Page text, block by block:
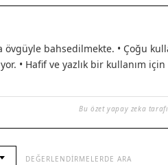
övgüyle bahsedilmekte. • Çoğu
• Hafif ve yazlık bir kullanım
Bu özet yapay zeka